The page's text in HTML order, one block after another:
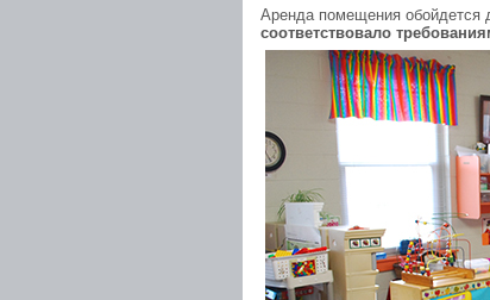
Аренда помещения обойдется
соответствовало